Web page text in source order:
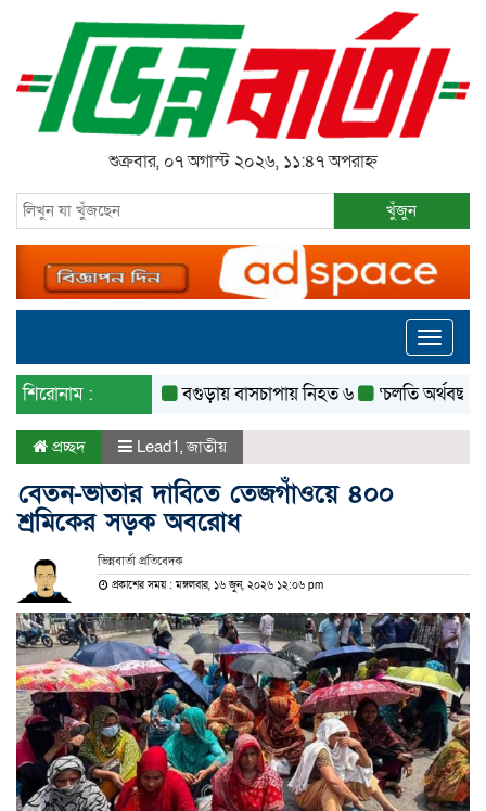
শুক্রবার, ০৭ অগাস্ট ২০২৬, ১১:৪৭ অপরাহ্ন
খুঁজুন
Toggle
শিরোনাম : বগুড়ায় বাসচাপায় নিহত ৬ ‘চলতি অর্থবছরেই
প্রচ্ছদ Lead1,জাতীয়
বেতন-ভাতার দাবিতে তেজগাঁওয়ে ৪০০
শ্রমিকের সড়ক অবরোধ
ভিন্নবার্তা প্রতিবেদক
প্রকাশের সময় : মঙ্গলবার, ১৬ জুন, ২০২৬ ১২:০৬ pm